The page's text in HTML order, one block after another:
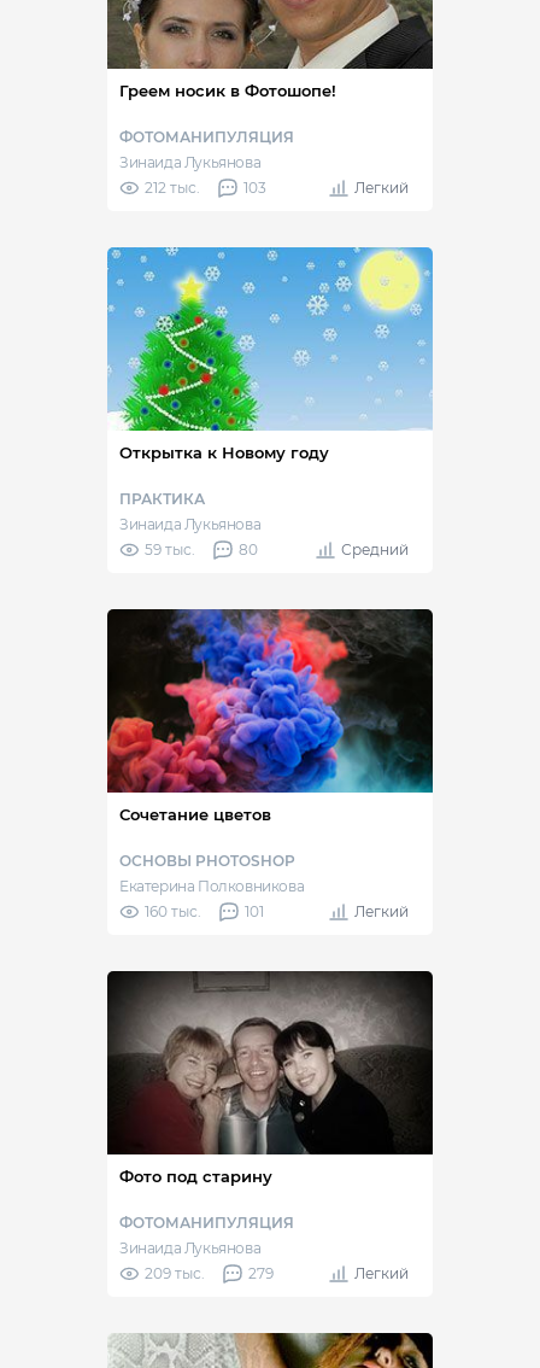
Греем носик в Фотошопе!
ФОТОМАНИПУЛЯЦИЯ
Зинаида Лукьянова
212 тыс.
103 Легкий
Открытка к Новому году
ПРАКТИКА
Зинаида Лукьянова
59 тыс.
80 Средний
Сочетание цветов
ОСНОВЫ PHOTOSHOP
Екатерина Полковникова
160 тыс.
101 Легкий
Фото под старину
ФОТОМАНИПУЛЯЦИЯ
Зинаида Лукьянова
209 тыс.
279 Легкий